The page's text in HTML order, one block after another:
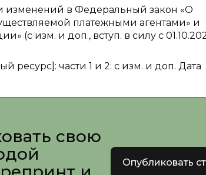
изменений в Федеральный закон «О
платежными агентами» и
(с изм. и доп., вступ. в силу с
части 1 и 2: с изм. и доп. Дата
свою
Опубликовать